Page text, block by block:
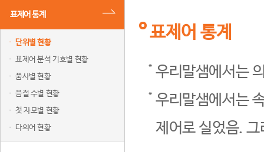
표제어 통계
단위별 현황
표제어 분석 기호별 현황
품사별 현황
음절 수별 현황
첫 자모별 현황
다의어 현황
표제어 통계
우리말샘에서는
우리말샘에서는
제어로 실었음.